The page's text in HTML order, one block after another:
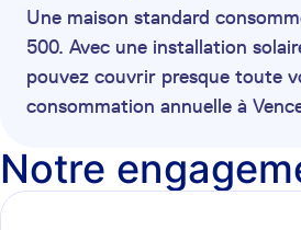
Une maison standard
500. Avec une installation
pouvez couvrir presque toute
consommation annuelle à
Notre